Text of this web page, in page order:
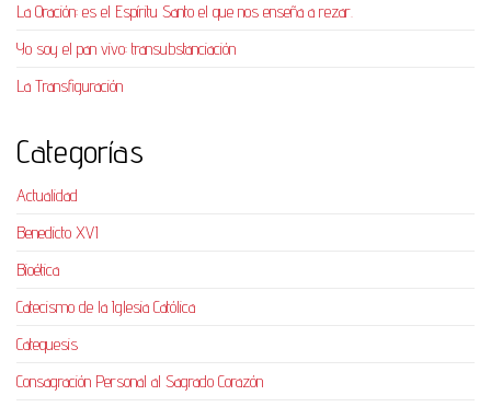
La Oración: es el Espíritu Santo el que nos enseña a rezar.
Yo soy el pan vivo: transubstanciación
La Transfiguración
Categorías
Actualidad
Benedicto XVI
Bioética
Catecismo de la Iglesia Católica
Catequesis
Consagración Personal al Sagrado Corazón